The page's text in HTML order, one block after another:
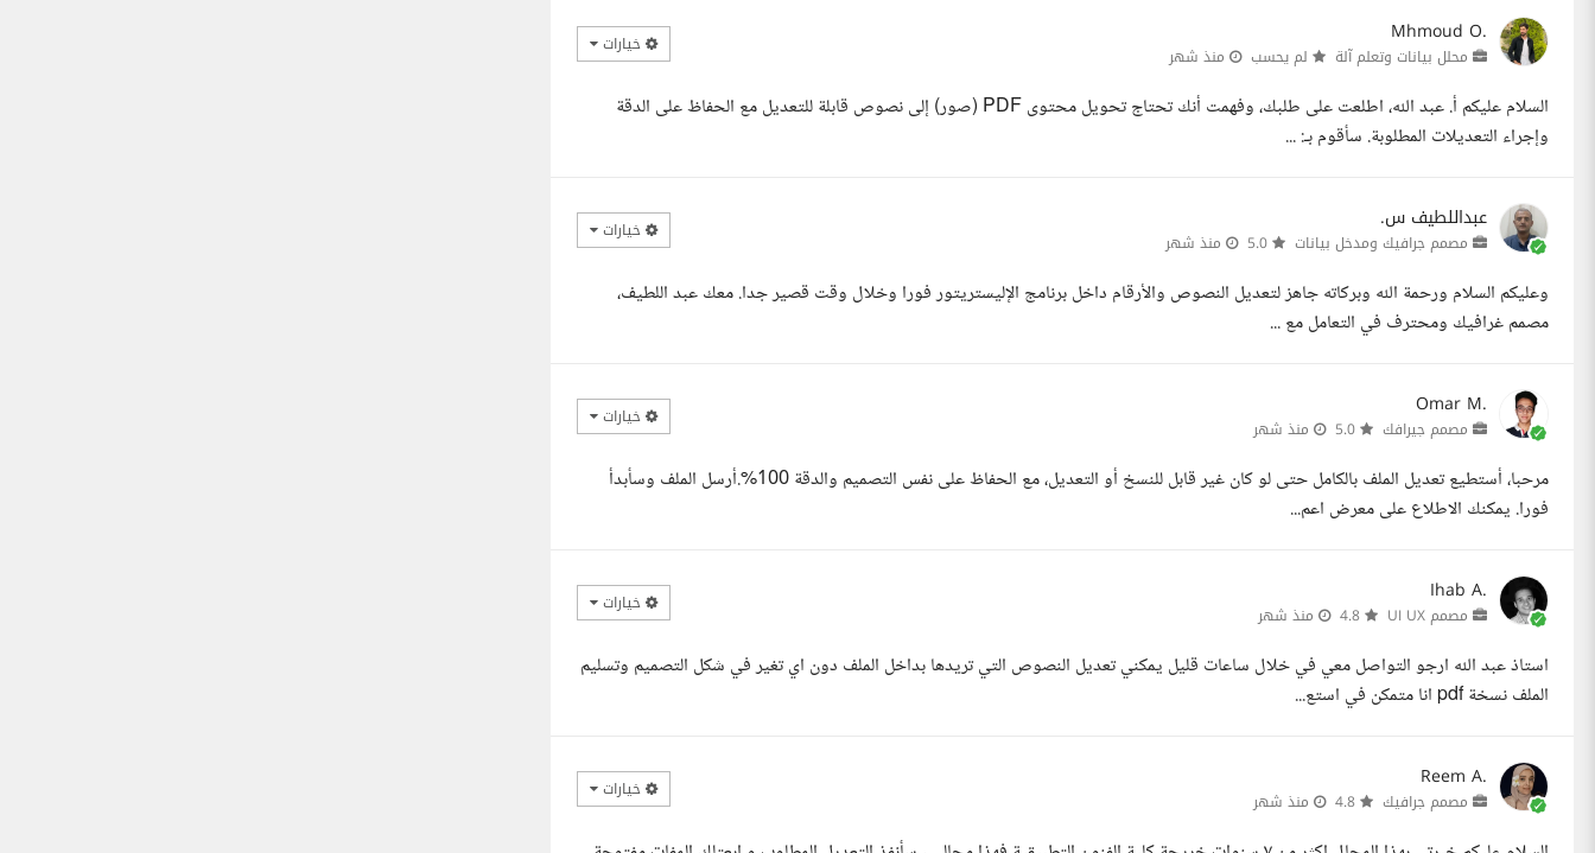
Mhmoud O.
محلل بيانات وتعلم آلة لم يحسب منذ شهر خيارات
السلام عليكم أ. عبد الله، اطلعت على طلبك، وفهمت أنك تحتاج تحويل محتوى PDF (صور) إلى نصوص قابلة للتعديل مع الحفاظ على الدقة
وإجراء التعديلات المطلوبة. سأقوم بـ: ...
عبداللطيف س.
مصمم جرافيك ومدخل بيانات منذ شهر خيارات
وعليكم السلام ورحمة الله وبركاته جاهز لتعديل النصوص والأرقام داخل برنامج الإليستريتور فورا وخلال وقت قصير جدا. معك عبد اللطيف،
مصمم غرافيك ومحترف في التعامل مع ...
Omar M.
مصمم جيرافك منذ شهر خيارات
مرحبا، أستطيع تعديل الملف بالكامل حتى لو كان غير قابل للنسخ أو التعديل، مع الحفاظ على نفس التصميم والدقة 100%.أرسل الملف وسأبدأ
فورا. يمكنك الاطلاع على معرض اعم...
Ihab A.
مصمم UI UX منذ شهر خيارات
استاذ عبد الله ارجو التواصل معي في خلال ساعات قليل يمكني تعديل النصوص التي تريدها بداخل الملف دون اي تغير في شكل التصميم وتسليم
الملف نسخة pdf انا متمكن في استع...
Reem A.
مصمم جرافيك منذ شهر خيارات